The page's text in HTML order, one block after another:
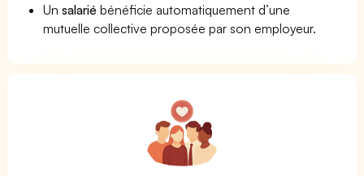
Unsalarié bénéficie automatiquement d’une
mutuelle collective proposée par son employeur.